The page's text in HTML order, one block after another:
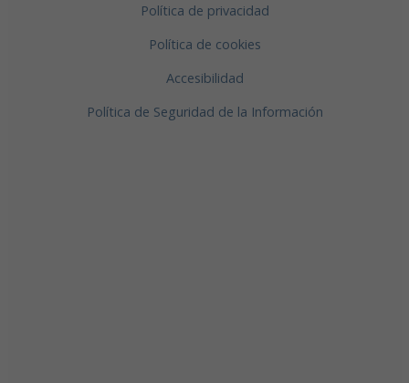
Política de privacidad
Política de cookies
Accesibilidad
Política de Seguridad de la Información